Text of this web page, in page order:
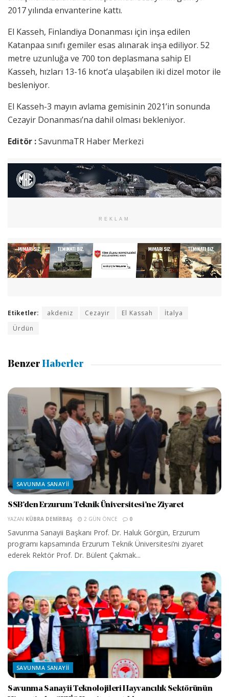
2017 yılında envanterine kattı.
El Kasseh, Finlandiya Donanması için inşa edilen
Katanpaa sınıfı gemiler esas alınarak inşa ediliyor. 52
metre uzunluğa ve 700 ton deplasmana sahip El
Kasseh, hızları 13-16 knot’a ulaşabilen iki dizel motor ile
besleniyor.
El Kasseh-3 mayın avlama gemisinin 2021’in sonunda
Cezayir Donanması’na dahil olması bekleniyor.
Editör :SavunmaTR Haber Merkezi
REKLAM
Etiketler: akdeniz Cezayir El Kassah
İtalya
Ürdün
Benzer Haberler
SAVUNMA SANAYII
SSB’den Erzurum Teknik Üniversitesi’ne Ziyaret
YAZAN KÜBRA DEMIRBAŞ 2 GÜN ÖNCE 0
Savunma Sanayii Başkanı Prof. Dr. Haluk Görgün, Erzurum
programı kapsamında Erzurum Teknik Üniversitesi’ni ziyaret
ederek Rektör Prof. Dr. Bülent Çakmak...
SAVUNMA SANAYII
Savunma Sanayii Teknolojileri Hayvancılık Sektörünün